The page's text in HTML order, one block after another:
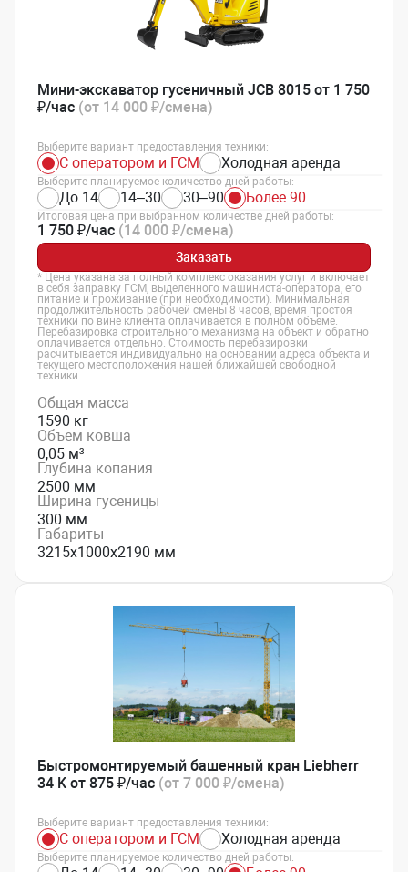
Мини-экскаватор гусеничный JCB 8015 от 1 750
₽/час (от 14 000 ₽/смена)
Выберите вариант предоставления техники:
С оператором и ГСМ Холодная аренда
Выберите планируемое количество дней работы:
До 14 14–30 30–90 Более 90
Итоговая цена при выбранном количестве дней работы:
1 750 ₽/час (14 000 ₽/смена)
Заказать
* Цена указана за полный комплекс оказания услуг и включает
в себя заправку ГСМ, выделенного машиниста-оператора, его
питание и проживание (при необходимости). Минимальная
продолжительность рабочей смены 8 часов, время простоя
техники по вине клиента оплачивается в полном объеме.
Перебазировка строительного механизма на объект и обратно
оплачивается отдельно. Стоимость перебазировки
расчитывается индивидуально на основании адреса объекта и
текущего местоположения нашей ближайшей свободной
техники
Общая масса
1590 кг
Объем ковша
0,05 м³
Глубина копания
2500 мм
Ширина гусеницы
300 мм
Габариты
3215x1000x2190 мм
Быстромонтируемый башенный кран Liebherr
34 K от 875 ₽/час (от 7 000 ₽/смена)
Выберите вариант предоставления техники:
С оператором и ГСМ Холодная аренда
Выберите планируемое количество дней работы: